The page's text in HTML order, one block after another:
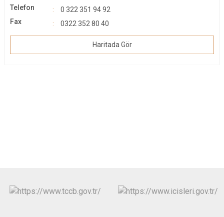
Telefon
0 322 351 94 92
Fax
0322 352 80 40
Haritada Gör